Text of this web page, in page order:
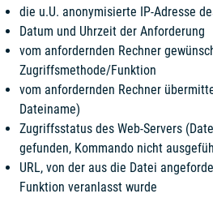
die u.U. anonymisierte IP-Adresse
Datum und Uhrzeit der Anforderung
vom anfordernden Rechner
Zugriffsmethode/Funktion
vom anfordernden Rechner
Dateiname)
Zugriffsstatus des Web-Servers
gefunden, Kommando nicht
URL, von der aus die Datei
Funktion veranlasst wurde